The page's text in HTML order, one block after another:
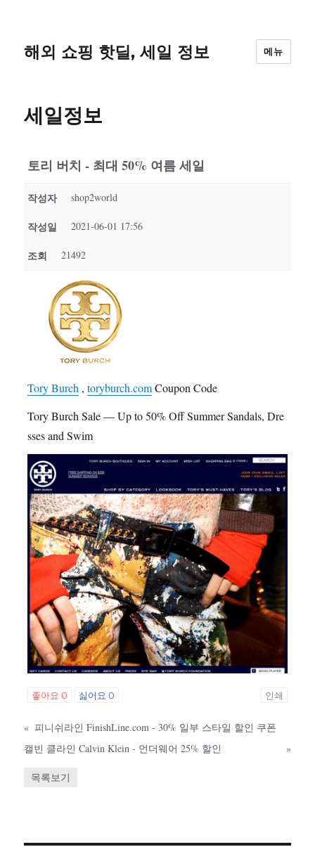
해외 쇼핑 핫딜, 세일 정보 메뉴
세일정보
토리 버치 - 최대 50% 여름 세일
작성자 shop2world
작성일 2021-06-01 17:56
조회 21492
Tory Burch ,toryburch.comCoupon Code
Tory Burch Sale — Up to 50% Off Summer Sandals, Dre
sses and Swim
좋아요0 싫어요0 인쇄
« 피니쉬라인 FinishLine.com - 30% 일부 스타일 할인 쿠폰
캘빈 클라인 Calvin Klein - 언더웨어 25% 할인
»
목록보기